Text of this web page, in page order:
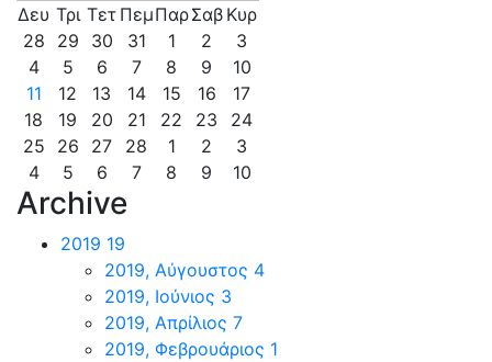
Δευ Τρι Τετ ΠεμΠαρΣαβ Κυρ
28
29 30 31 1 2
3
4
5 6 7 8 9
10
11
12 13 14 15 16
17
18
19 20 21 22 23
24
25
26 27 28 1 2
3
4
5 6 7 8 9 10
Archive
2019 19
2019, Αύγουστος 4
2019, Ιούνιος 3
2019, Απρίλιος 7
2019, Φεβρουάριος 1